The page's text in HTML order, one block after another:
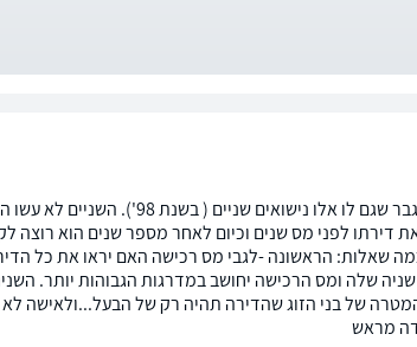
אימי נישאה בפעה השניה עם גבר שגם
דירתו לפני מס שנים וכיום לאחר מספר שנים הוא
שאלות: הראשונה -לגבי מס רכישה האם יראו את כל
שלה ומס הרכישה יחושב במדרגות הגבוהות יותר.
של בני הזוג שהדירה תהיה רק של הבעל...ולאישה
מראש